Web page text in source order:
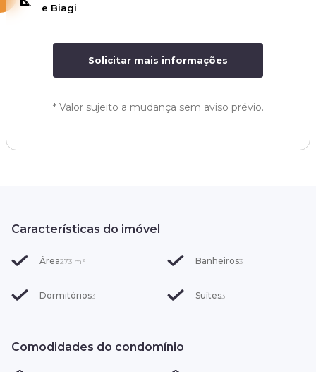
e Biagi
Solicitar mais informações
* Valor sujeito a mudança sem aviso prévio.
Características do imóvel
Área273 m² Banheiros3
Dormitórios3 Suítes3
Comodidades do condomínio